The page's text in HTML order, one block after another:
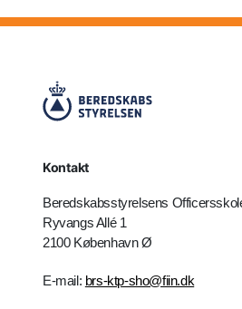
Kontakt
Beredskabsstyrelsens
Ryvangs Allé 1
2100 København Ø
E-mail: brs-ktp-sho@fiin.dk